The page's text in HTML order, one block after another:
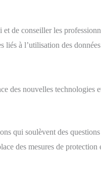
de conseiller les
à l’utilisation des
des nouvelles technologies
qui soulèvent des
des mesures de protection